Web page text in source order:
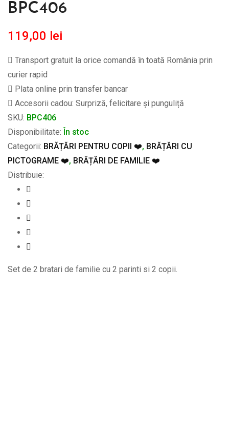
BPC406
119,00 lei
Transport gratuit la orice comandă în toată România prin
curier rapid
Plata online prin transfer bancar
Accesorii cadou: Surpriză, felicitare și punguliță
SKU: BPC406
Disponibilitate: În stoc
Categorii: BRĂȚĂRI PENTRU COPII ❤️, BRĂȚĂRI CU
PICTOGRAME ❤️, BRĂȚĂRI DE FAMILIE ❤️
Distribuie:
Set de 2 bratari de familie cu 2 parinti si 2 copii.